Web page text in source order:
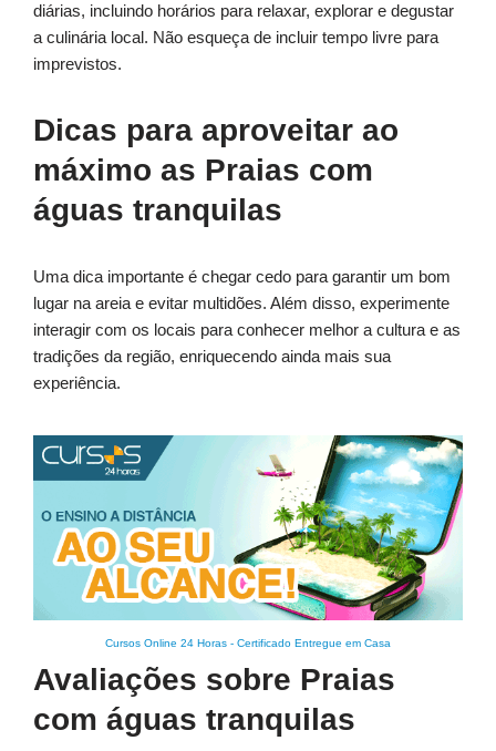
diárias, incluindo horários para relaxar, explorar e degustar
a culinária local. Não esqueça de incluir tempo livre para
imprevistos.
Dicas para aproveitar ao
máximo as Praias com
águas tranquilas
Uma dica importante é chegar cedo para garantir um bom
lugar na areia e evitar multidões. Além disso, experimente
interagir com os locais para conhecer melhor a cultura e as
tradições da região, enriquecendo ainda mais sua
experiência.
Cursos Online 24 Horas - Certificado Entregue em Casa
Avaliações sobre Praias
com águas tranquilas